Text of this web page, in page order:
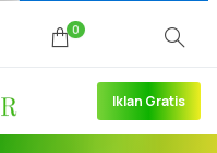
0
Iklan Gratis